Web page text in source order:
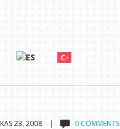
KAS 23, 2008 | 0 COMMENTS